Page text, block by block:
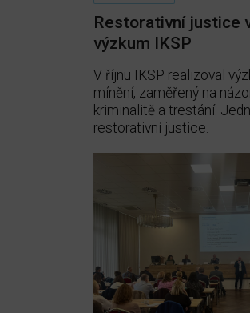
Restorativní justice
výzkum IKSP
V říjnu IKSP realizoval
mínění, zaměřený na
kriminalitě a trestání.
restorativní justice.